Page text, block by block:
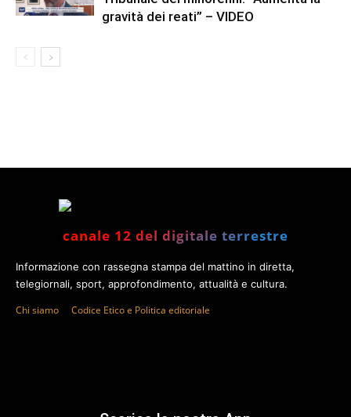
gravità dei reati” – VIDEO
canale 12 del digitale terrestre
Informazione con rassegna stampa del mattino in diretta,
telegiornali, sport, approfondimento, attualità e cultura.
Chi siamo Codice Etico e Politica editoriale